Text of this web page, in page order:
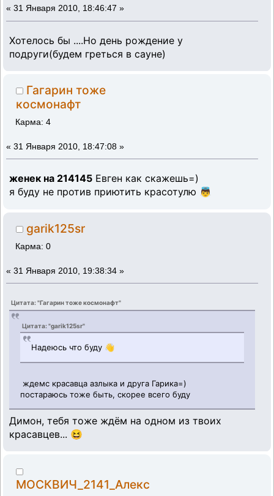
« 31 Января 2010, 18:46:47 »
Хотелось бы ....Но день рождение у
подруги(будем греться в сауне)
Гагарин тоже
космонафт
Карма: 4
« 31 Января 2010, 18:47:08 »
женек на 214145 Евген как скажешь=)
я буду не против приютить красотулю 👼
garik125sr
Карма: 0
« 31 Января 2010, 19:38:34 »
Цитата: "Гагарин тоже космонафт"
Цитата: "garik125sr"
Надеюсь что буду 👋
ждемс красавца азлыка и друга Гарика=)
постараюсь тоже быть, скорее всего буду
Димон, тебя тоже ждём на одном из твоих
красавцев... 😆
МОСКВИЧ_2141_Алексей